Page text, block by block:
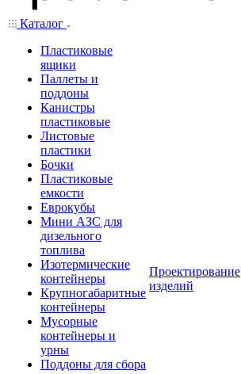
Каталог
Пластиковые
ящики
Паллеты и
поддоны
Канистры
пластиковые
Листовые
пластики
Бочки
Пластиковые
емкости
Еврокубы
Мини АЗС для
дизельного
топлива
Изотермические
контейнеры
Крупногабаритные
контейнеры
Мусорные
контейнеры и
урны
Поддоны для сбора
Проектирование
изделий